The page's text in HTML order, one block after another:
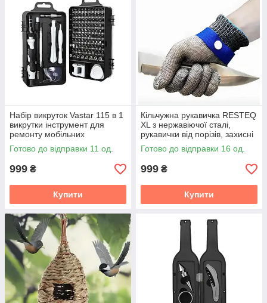
Набір викруток Vastar 115 в 1
викрутки інструмент для
ремонту мобільних
телефонів та іншого
Готово до відправки 11 од.
999 ₴
Купити
Кільчужна рукавичка RESTEQ
XL з нержавіючої сталі,
рукавички від порізів, захисні
порізостійкі
Готово до відправки 16 од.
999 ₴
Купити